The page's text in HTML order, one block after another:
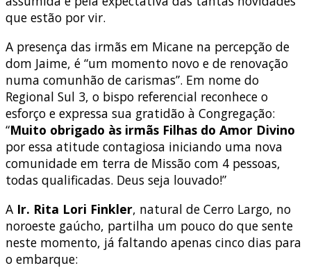
que estão por vir.
A presença das irmãs em Micane na percepção de
dom Jaime, é “um momento novo e de renovação
numa comunhão de carismas”. Em nome do
Regional Sul 3, o bispo referencial reconhece o
esforço e expressa sua gratidão à Congregação:
“Muito obrigado às irmãs Filhas do Amor Divino
por essa atitude contagiosa iniciando uma nova
comunidade em terra de Missão com 4 pessoas,
todas qualificadas. Deus seja louvado!”
A Ir. Rita Lori Finkler, natural de Cerro Largo, no
noroeste gaúcho, partilha um pouco do que sente
neste momento, já faltando apenas cinco dias para
o embarque: